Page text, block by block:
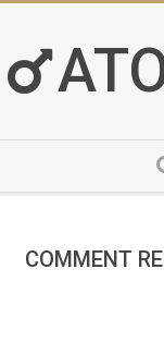
content
MenuCOMMENT